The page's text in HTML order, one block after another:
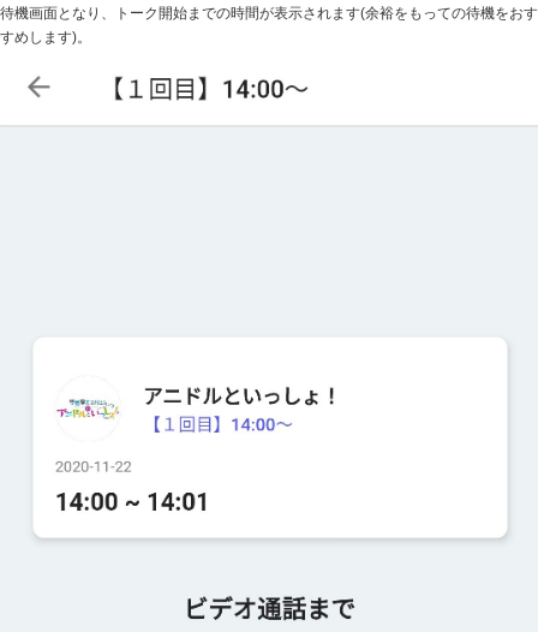
待機画面となり、トーク開始までの時間が表示されます(余裕をもっての待機をおす
すめします)。